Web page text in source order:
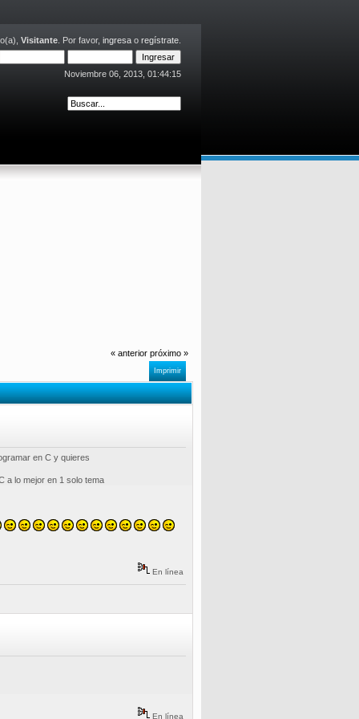
Visitante . Por favor, ingresa o regístrate
Noviembre 06, 2013, 01:44:15
« anterior próximo »
Imprimir
en C y quieres
a lo mejor en 1 solo tema
En línea
En línea